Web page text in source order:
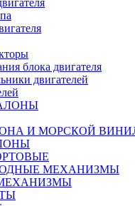
блока двигателя
двигателей
И МОРСКОЙ
МЕХАНИЗМЫ